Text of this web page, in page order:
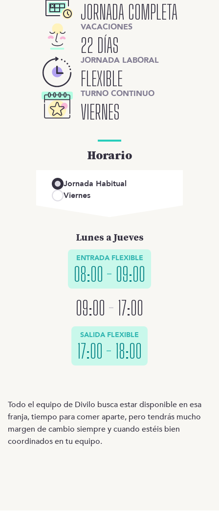
JORNADA COMPLETA
VACACIONES
22 DÍAS
JORNADA LABORAL
FLEXIBLE
TURNO CONTINUO
VIERNES
Horario
Jornada Habitual
Viernes
Lunes a Jueves
ENTRADA FLEXIBLE
08:00 - 09:00
09:00 - 17:00
SALIDA FLEXIBLE
17:00 - 18:00
Todo el equipo de Divilo busca estar disponible en esa
franja, tiempo para comer aparte, pero tendrás mucho
margen de cambio siempre y cuando estéis bien
coordinados en tu equipo.